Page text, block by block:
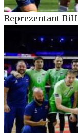
Reprezentant